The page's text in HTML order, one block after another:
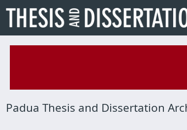
Padua Thesis and Dissertation